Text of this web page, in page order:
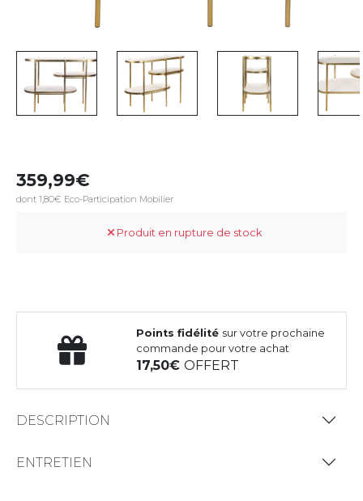
359,99
dont 1,80€ Eco-Participation Mobilier
Produit en rupture de stock
Points fidélité sur votre prochaine
commande pour votre achat
17,50OFFERT
DESCRIPTION
ENTRETIEN